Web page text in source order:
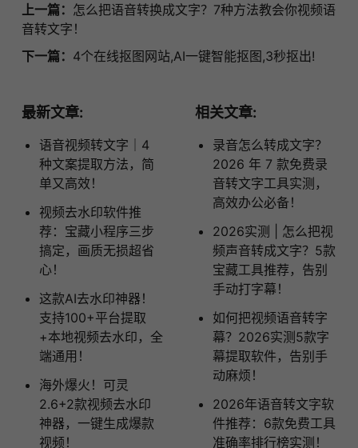
上一篇： 怎么把语音转换成文字？7种方法教会你视频语
音转文字！
下一篇： 4个在线抠图网站,AI一键智能抠图,3秒抠出!
最新文章:
语音视频转文字｜4
种文案提取方法，简
单又高效！
视频去水印软件推
荐：宝藏小程序三步
搞定，画质无损超省
心！
这款AI去水印神器！
支持100+平台提取
+本地视频去水印，全
端通用！
海外爆火！可灵
2.6+2款视频去水印
神器，一键生成爆款
视频！
相关文章:
录音怎么转成文字？
2026 年 7 款免费录
音转文字工具实测，
高效办公必备！
​2026实测 | 怎么把视
频声音转成文字？5款
宝藏工具推荐，告别
手动打字幕！
如何把视频语音转字
幕？2026实测5款字
幕提取软件，告别手
动麻烦！
2026年语音转文字软
件推荐：6款免费工具
准确率排行榜实测！